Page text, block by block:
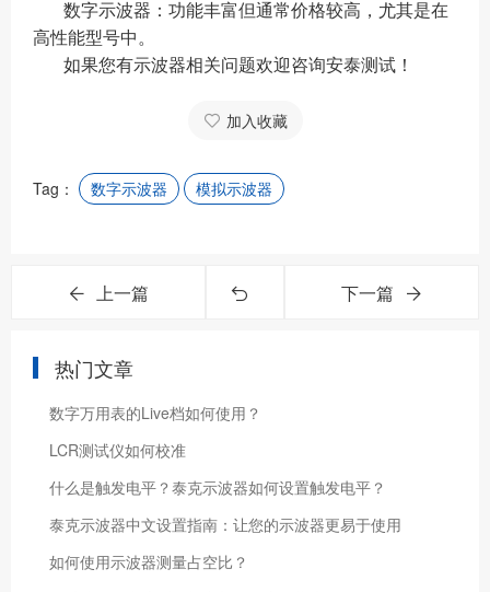
数字示波器：功能丰富但通常价格较高，尤其是在
高性能型号中。
如果您有示波器相关问题欢迎咨询安泰测试！
加入收藏
Tag： 数字示波器 模拟示波器
上一篇 下一篇
热门文章
数字万用表的Live档如何使用？
LCR测试仪如何校准
什么是触发电平？泰克示波器如何设置触发电平？
泰克示波器中文设置指南：让您的示波器更易于使用
如何使用示波器测量占空比？